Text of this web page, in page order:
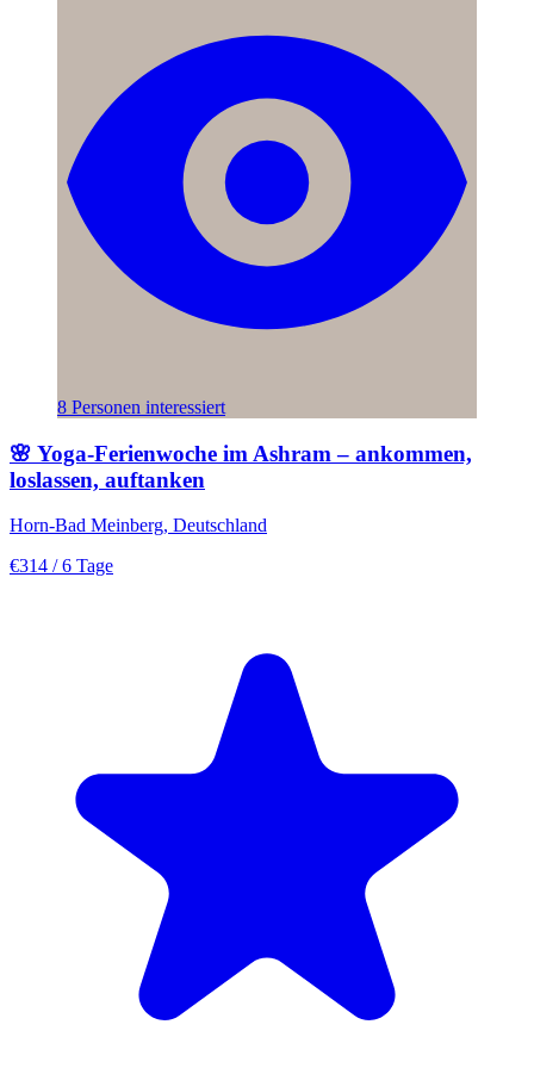
8 Personen interessiert
🌸 Yoga-Ferienwoche im Ashram – ankommen,
loslassen, auftanken
Horn-Bad Meinberg, Deutschland
€314 / 6 Tage